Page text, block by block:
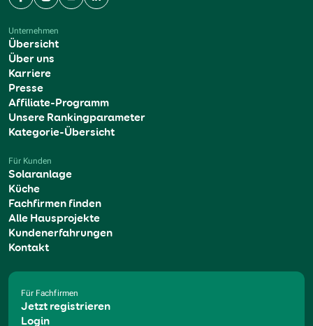
FacebookInstagram
YouTubeLinkedIn
Unternehmen
Übersicht
Über uns
Karriere
Presse
Affiliate-Programm
Unsere Rankingparameter
Kategorie-Übersicht
Für Kunden
Solaranlage
Küche
Fachfirmen finden
Alle Hausprojekte
Kundenerfahrungen
Kontakt
Für Fachfirmen
Jetzt registrieren
Login